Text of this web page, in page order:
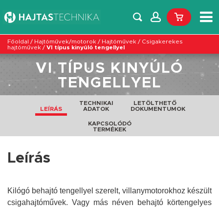
Főoldal / Hajtóművek/motorok / Hajtóművek / Csigakerekes
hajtóművek / VI típus kinyúló tengellyel
VI TÍPUS KINYÚLÓ
TENGELLYEL
LEÍRÁS
TECHNIKAI
ADATOK
LETÖLTHETŐ
DOKUMENTUMOK
KAPCSOLÓDÓ
TERMÉKEK
Leírás
Kilógó behajtó tengellyel szerelt, villanymotorokhoz készült
csigahajtóművek. Vagy más néven behajtó körtengelyes